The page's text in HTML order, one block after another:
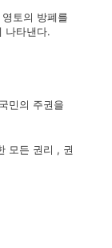
토의 방폐를
나타낸다.
민의 주권을
모든 권리 , 권